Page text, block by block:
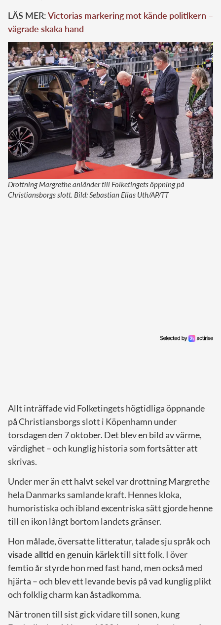
LÄS MER:Victorias markering mot kände politikern –
vägrade skaka hand
Drottning Margrethe anländer till Folketingets öppning på
Christiansborgs slott. Bild: Sebastian Elias Uth/AP/TT
Allt inträffade vid Folketingets högtidliga öppnande
på Christiansborgs slott i Köpenhamn under
torsdagen den 7 oktober. Det blev en bild av värme,
värdighet – och kunglig historia som fortsätter att
skrivas.
Under mer än ett halvt sekel var drottning Margrethe
hela Danmarks samlande kraft. Hennes kloka,
humoristiska och ibland excentriska sätt gjorde henne
till en ikon långt bortom landets gränser.
Hon målade, översatte litteratur, talade sju språk och
visade alltid en genuin kärlektill sitt folk. I över
femtio år styrde hon med fast hand, men också med
hjärta – och blev ett levande bevis på vad kunglig plikt
och folklig charm kan åstadkomma.
När tronen till sist gick vidare till sonen, kung